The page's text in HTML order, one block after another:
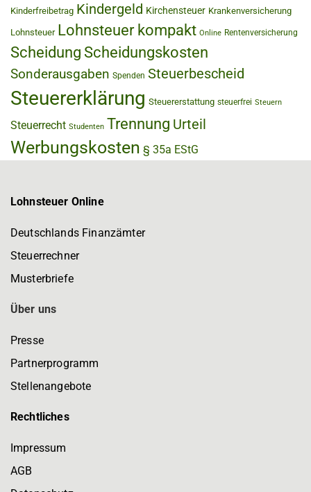
Kinderfreibetrag Kindergeld Kirchensteuer Krankenversicherung
Lohnsteuer Lohnsteuer kompakt Online Rentenversicherung
Scheidung Scheidungskosten
Sonderausgaben Spenden Steuerbescheid
Steuererklärung Steuererstattung steuerfrei Steuern
Steuerrecht Studenten Trennung Urteil
Werbungskosten § 35a EStG
Lohnsteuer Online
Deutschlands Finanzämter
Steuerrechner
Musterbriefe
Über uns
Presse
Partnerprogramm
Stellenangebote
Rechtliches
Impressum
AGB